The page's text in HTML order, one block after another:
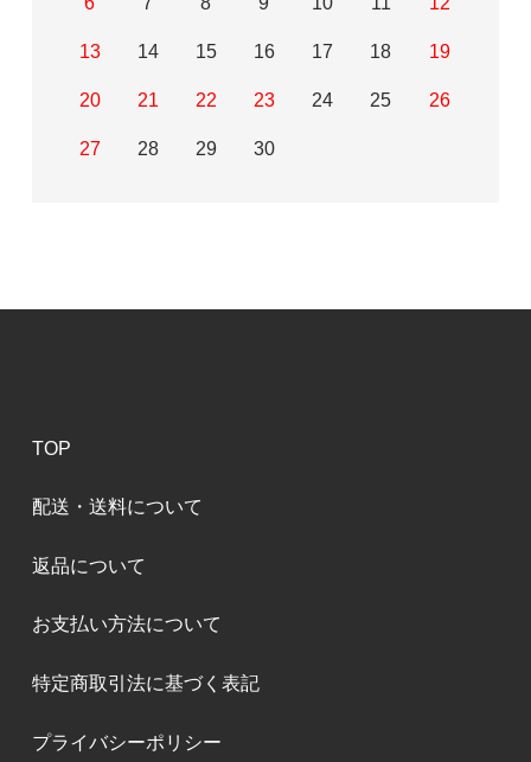
13 14 15 16 17 18 19
20 21 22 23 24 25 26
27 28 29 30
TOP
配送・送料について
返品について
お支払い方法について
特定商取引法に基づく表記
プライバシーポリシー